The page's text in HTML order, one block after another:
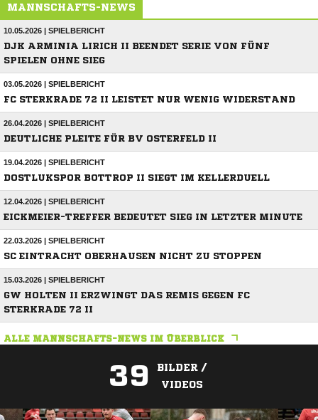
MANNSCHAFTS-NEWS
10.05.2026 | SPIELBERICHT
DJK ARMINIA LIRICH II BEENDET SERIE VON FÜNF
SPIELEN OHNE SIEG
03.05.2026 | SPIELBERICHT
FC STERKRADE 72 II LEISTET NUR WENIG WIDERSTAND
26.04.2026 | SPIELBERICHT
DEUTLICHE PLEITE FÜR BV OSTERFELD II
19.04.2026 | SPIELBERICHT
DOSTLUKSPOR BOTTROP II SIEGT IM KELLERDUELL
12.04.2026 | SPIELBERICHT
EICKMEIER-TREFFER BEDEUTET SIEG IN LETZTER MINUTE
22.03.2026 | SPIELBERICHT
SC EINTRACHT OBERHAUSEN NICHT ZU STOPPEN
15.03.2026 | SPIELBERICHT
GW HOLTEN II ERZWINGT DAS REMIS GEGEN FC
STERKRADE 72 II
ALLE MANNSCHAFTS-NEWS IM ÜBERBLICK
39
BILDER /
VIDEOS